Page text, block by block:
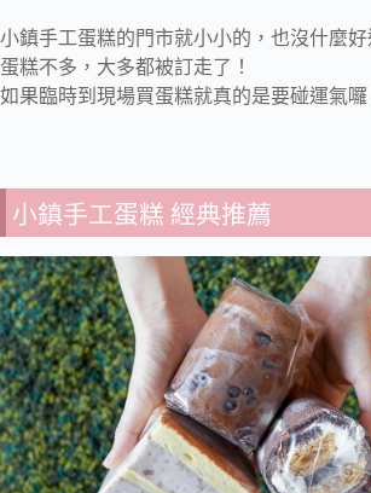
小鎮手工蛋糕的門市就小小的，也沒什麼
蛋糕不多，大多都被訂走了！
如果臨時到現場買蛋糕就真的是要碰運氣囉
小鎮手工蛋糕 經典推薦